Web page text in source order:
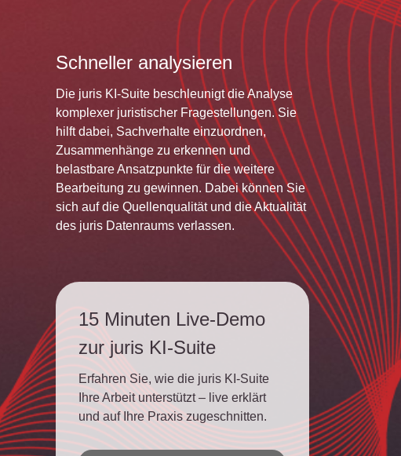
Schneller analysieren
Die juris KI-Suite beschleunigt die Analyse
komplexer juristischer Fragestellungen. Sie
hilft dabei, Sachverhalte einzuordnen,
Zusammenhänge zu erkennen und
belastbare Ansatzpunkte für die weitere
Bearbeitung zu gewinnen. Dabei können Sie
sich auf die Quellenqualität und die Aktualität
des juris Datenraums verlassen.
15 Minuten Live-Demo
zur juris KI-Suite
Erfahren Sie, wie die juris KI-Suite
Ihre Arbeit unterstützt – live erklärt
und auf Ihre Praxis zugeschnitten.